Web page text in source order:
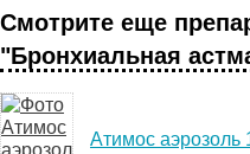
Смотрите еще
"Бронхиальная
Атимос аэрозоль